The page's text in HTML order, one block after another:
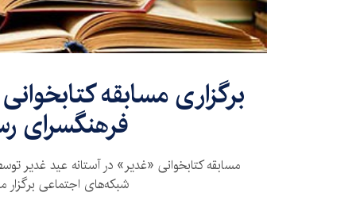
برگزاری مسابقه
فرهنگسرای
مسابقه کتابخوانی «غدیر» در آستانه عید غدیر
شبکه‌های اجتماعی برگزار